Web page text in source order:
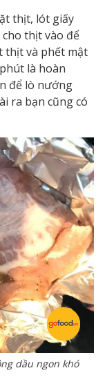
thịt, lót giấy
thịt vào để
thịt và phết mật
là hoàn
để lò nướng
ra bạn cũng có
dầu ngon khó